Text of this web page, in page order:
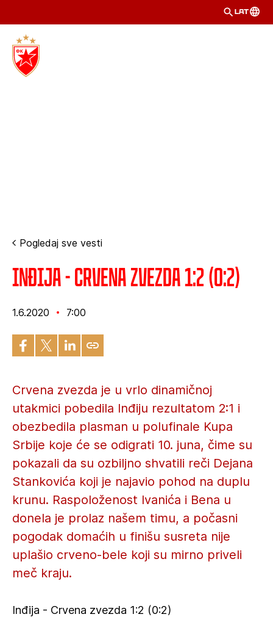
LAT
Pogledaj sve vesti
Inđija - Crvena zvezda 1:2 (0:2)
1.6.2020 7:00
Crvena zvezda je u vrlo dinamičnoj
utakmici pobedila Inđiju rezultatom 2:1 i
obezbedila plasman u polufinale Kupa
Srbije koje će se odigrati 10. juna, čime su
pokazali da su ozbiljno shvatili reči Dejana
Stankovića koji je najavio pohod na duplu
krunu. Raspoloženost Ivanića i Bena u
donela je prolaz našem timu, a počasni
pogodak domaćih u finišu susreta nije
uplašio crveno-bele koji su mirno priveli
meč kraju.
Inđija - Crvena zvezda 1:2 (0:2)